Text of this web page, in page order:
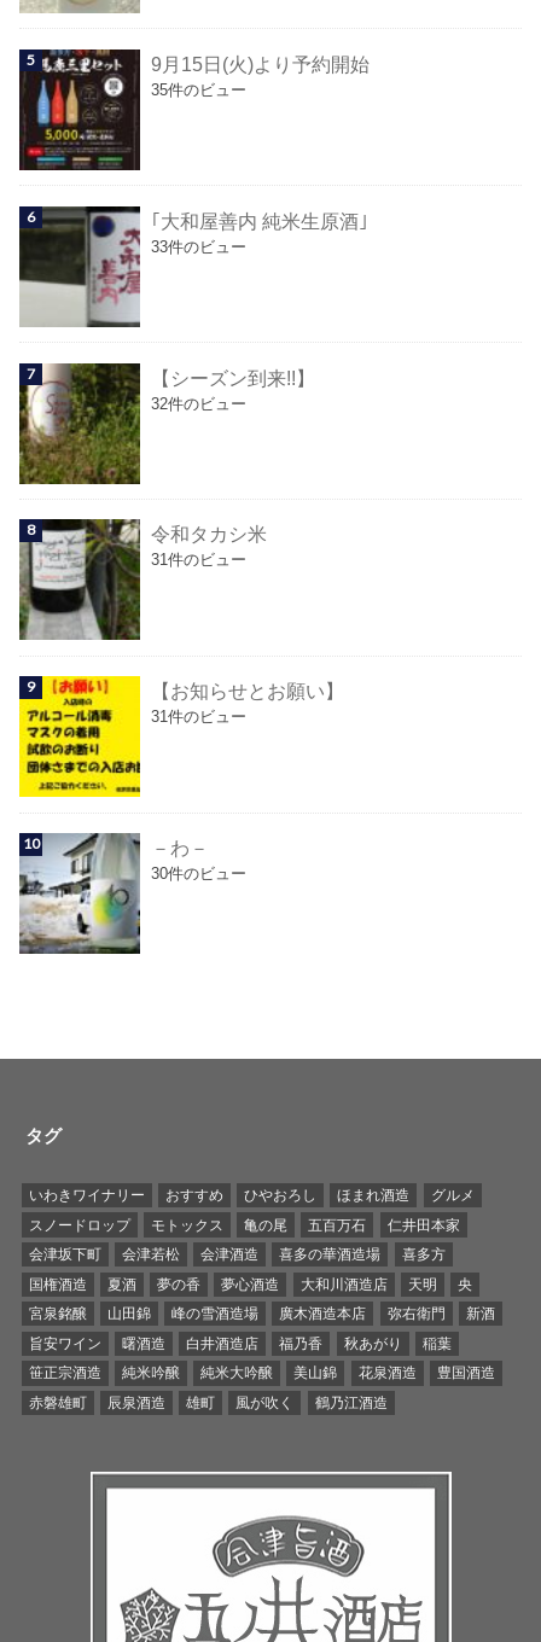
9月15日(火)より予約開始
35件のビュー
｢大和屋善内 純米生原酒｣
33件のビュー
【シーズン到来!!】
32件のビュー
令和タカシ米
31件のビュー
【お知らせとお願い】
31件のビュー
－わ－
30件のビュー
タグ
いわきワイナリー おすすめ ひやおろし ほまれ酒造
グルメ
スノードロップ
モトックス 亀の尾 五百万石
仁井田本家
会津坂下町
会津若松 会津酒造 喜多の華酒造場
喜多方
国権酒造
夏酒 夢の香 夢心酒造 大和川酒造店 天明
央
宮泉銘醸
山田錦 峰の雪酒造場 廣木酒造本店 弥右衛門
新酒
旨安ワイン
曙酒造 白井酒造店 福乃香 秋あがり
稲葉
笹正宗酒造
純米吟醸 純米大吟醸 美山錦 花泉酒造
豊国酒造
赤磐雄町
辰泉酒造 雄町 風が吹く 鶴乃江酒造